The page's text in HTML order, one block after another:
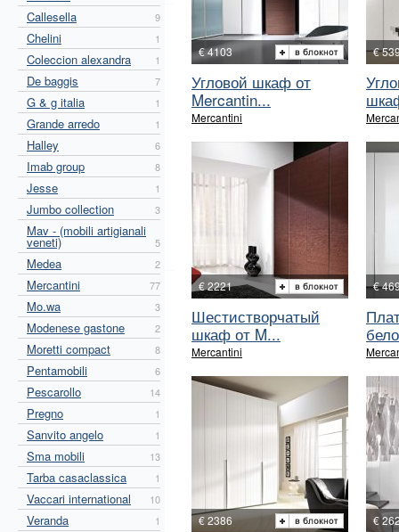
Callesella 9
Chelini 1
Coleccion alexandra 1
De baggis 7
G & g italia 1
Grande arredo 1
Halley 6
Imab group 8
Jesse 1
Jumbo collection 3
Mav - (mobili artigianali
veneti) 5
Medea 2
Mercantini 77
Mo.wa 3
Modenese gastone 2
Moretti compact 8
Pentamobili 6
Pescarollo 14
Pregno 1
Sanvito angelo 1
Sma mobili 13
Tarba casaclassica 1
Vaccari international 10
Veranda 1
€ 4103
Угловой шкаф от
Mercantin...
Mercantini
€
€ 2221
Шестистворчатый
шкаф от M...
Mercantini
€
€ 2386 €